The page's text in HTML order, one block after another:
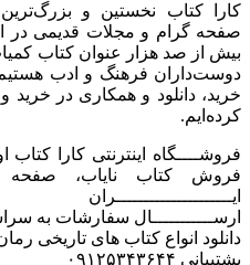
کارا کتاب نخستین و
صفحه گرام و مجلات قدیمی در
بیش از صد هزار عنوان کتاب
خرید، دانلود و همکاری در
کرده‌ایم.
فروشــــگاه اینترنتی کارا کتاب
فروش کتاب نایاب،
ایـــــــــــــــــــــران
ارســـــــــــال سفارشات به
دانلود انواع کتاب های تاریخی
پشتیبانی ۰۹۱۲۵۳۴۳۶۴۴